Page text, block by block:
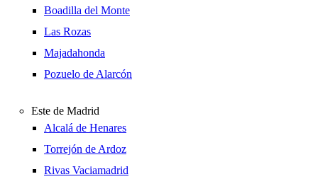
Boadilla del Monte
Las Rozas
Majadahonda
Pozuelo de Alarcón
Este de Madrid
Alcalá de Henares
Torrejón de Ardoz
Rivas Vaciamadrid